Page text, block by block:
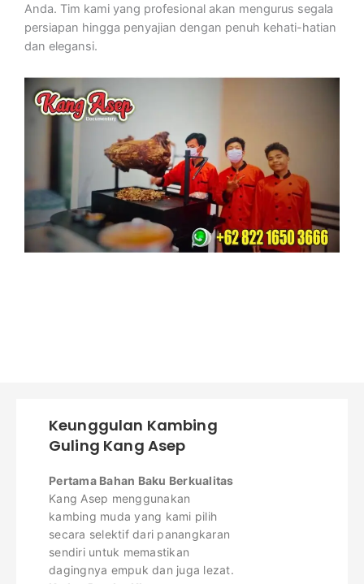
Anda. Tim kami yang profesional akan mengurus segala
persiapan hingga penyajian dengan penuh kehati-hatian
dan elegansi.
Keunggulan Kambing
Guling Kang Asep
Pertama Bahan Baku Berkualitas
Kang Asep menggunakan
kambing muda yang kami pilih
secara selektif dari panangkaran
sendiri untuk memastikan
dagingnya empuk dan juga lezat.